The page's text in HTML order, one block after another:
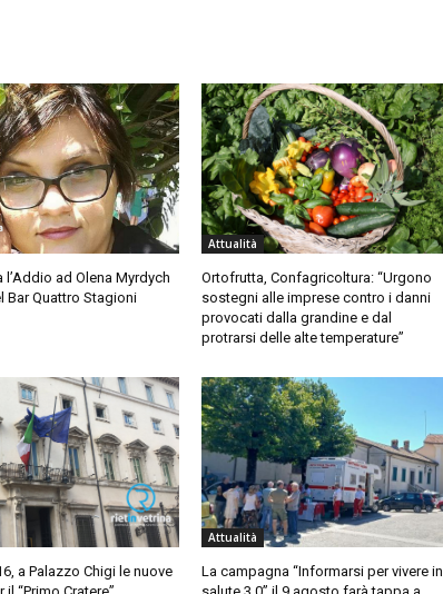
l’Addio ad Olena Myrdych
Bar Quattro Stagioni
Attualità
Ortofrutta, Confagricoltura: “Urgono
sostegni alle imprese contro i danni
provocati dalla grandine e dal
protrarsi delle alte temperature”
a Palazzo Chigi le nuove
Attualità
La campagna “Informarsi per vivere in